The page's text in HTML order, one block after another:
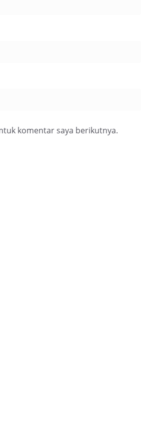
komentar saya berikutnya.